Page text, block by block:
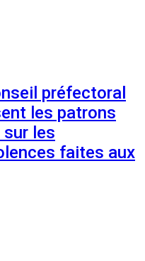
préfectoral
les patrons
sur les
faites aux